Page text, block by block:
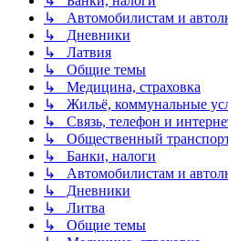
↳ Автомобилистам и
↳ Дневники
↳ Латвия
↳ Общие темы
↳ Медицина, страховка
↳ Жильё, коммунальные
↳ Связь, телефон и
↳ Общественный
↳ Банки, налоги
↳ Автомобилистам и
↳ Дневники
↳ Литва
↳ Общие темы